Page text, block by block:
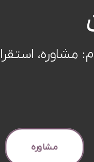
مشاوره،
مشاوره